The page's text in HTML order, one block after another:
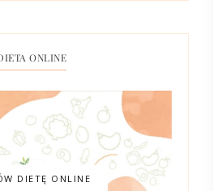
ONLINE
DIETĘ ONLINE